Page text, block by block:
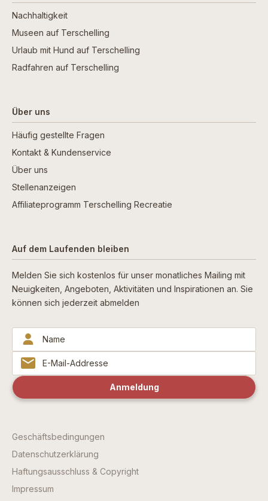
Nachhaltigkeit
Museen auf Terschelling
Urlaub mit Hund auf Terschelling
Radfahren auf Terschelling
Über uns
Häufig gestellte Fragen
Kontakt & Kundenservice
Über uns
Stellenanzeigen
Affiliateprogramm Terschelling Recreatie
Auf dem Laufenden bleiben
Melden Sie sich kostenlos für unser monatliches Mailing mit
Neuigkeiten, Angeboten, Aktivitäten und Inspirationen an. Sie
können sich jederzeit abmelden
Geschäftsbedingungen
Datenschutzerklärung
Haftungsausschluss & Copyright
Impressum